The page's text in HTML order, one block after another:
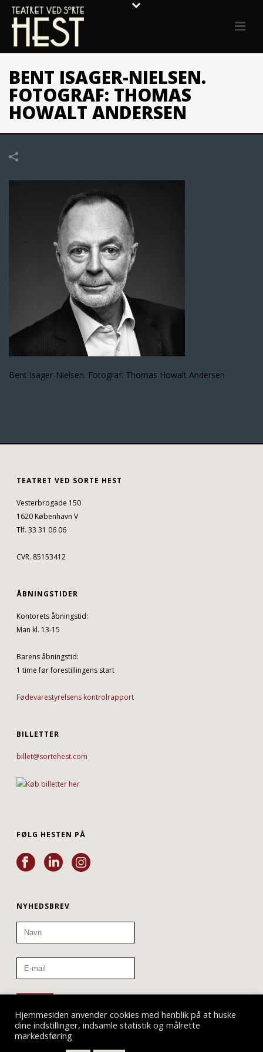
BENT ISAGER-NIELSEN.
FOTOGRAF: THOMAS
HOWALT ANDERSEN
Bent Isager-Nielsen. Fotograf: Thomas Howalt Andersen
TEATRET VED SORTE HEST
Vesterbrogade 150
1620 København V
Tlf. 33 31 06 06
CVR. 85153412
ÅBNINGSTIDER
Kontorets åbningstid:
Man kl. 13-15
Barens åbningstid:
1 time før forestillingens start
Fødevarestyrelsens kontrolrapport
BILLETTER
billet@sortehest.com
FØLG HESTEN PÅ
NYHEDSBREV
Hjemmesiden anvender cookies med henblik på at huske
dine indstillinger, indsamle statistik og målrette
markedsføring